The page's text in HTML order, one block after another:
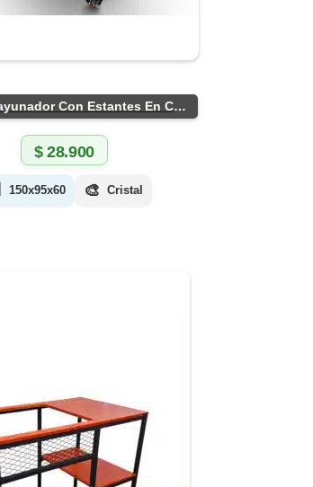
Barra Desayunador Con Estantes En Chapa
$28.900
150x95x60 🎨 Cristal